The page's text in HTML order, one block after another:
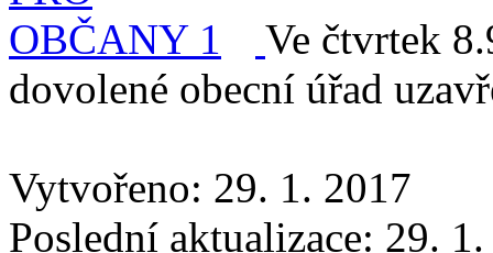
Ve čtvrtek
dovolené obecní úřad
Vytvořeno: 29. 1. 2017
Poslední aktualizace: 29.